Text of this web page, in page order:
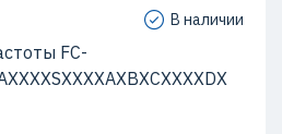
В наличии
FC-